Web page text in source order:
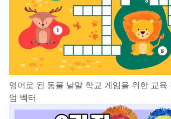
영어로 된 동물 낱말 학교 게임을 위한 교육
엄 벡터